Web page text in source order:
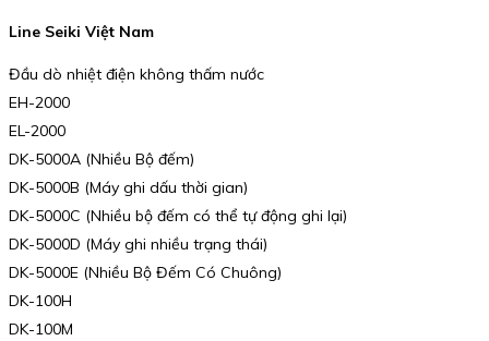
Line Seiki Việt Nam
Đầu dò nhiệt điện không thấm nước
EH-2000
EL-2000
DK-5000A (Nhiều Bộ đếm)
DK-5000B (Máy ghi dấu thời gian)
DK-5000C (Nhiều bộ đếm có thể tự động ghi lại)
DK-5000D (Máy ghi nhiều trạng thái)
DK-5000E (Nhiều Bộ Đếm Có Chuông)
DK-100H
DK-100M